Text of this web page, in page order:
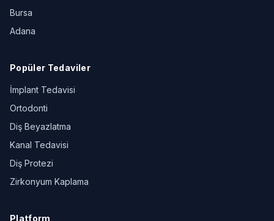
Bursa
Adana
Popüler Tedaviler
İmplant Tedavisi
Ortodonti
Diş Beyazlatma
Kanal Tedavisi
Diş Protezi
Zirkonyum Kaplama
Platform